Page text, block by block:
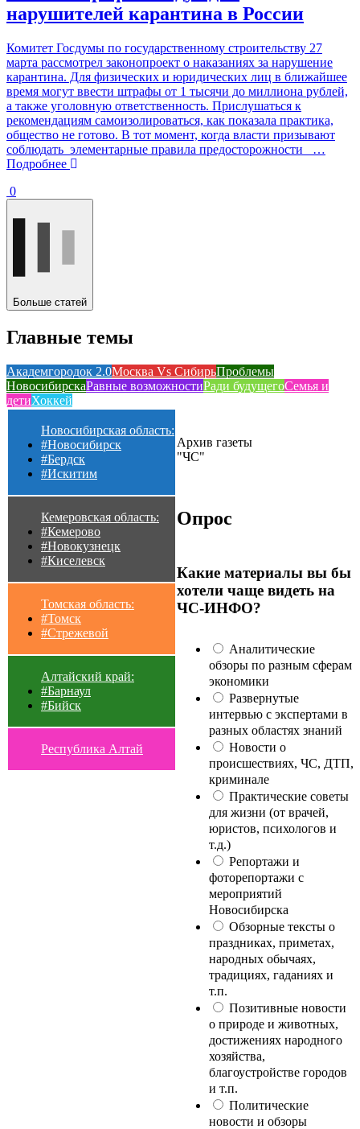
нарушителей карантина в России
Комитет Госдумы по государственному строительству 27
марта рассмотрел законопроект о наказаниях за нарушение
карантина. Для физических и юридических лиц в ближайшее
время могут ввести штрафы от 1 тысячи до миллиона рублей,
а также уголовную ответственность. Прислушаться к
рекомендациям самоизолироваться, как показала практика,
общество не готово. В тот момент, когда власти призывают
соблюдать элементарные правила предосторожности
…
Подробнее
0
Больше статей
Главные темы
Академгородок 2.0Москва Vs СибирьПроблемы
НовосибирскаРавные возможностиРади будущегоСемья и
детиХоккей
Новосибирская область:
#Новосибирск
#Бердск
#Искитим
Кемеровская область:
#Кемерово
#Новокузнецк
#Киселевск
Томская область:
#Томск
#Стрежевой
Алтайский край:
#Барнаул
#Бийск
Республика Алтай
Архив газеты
"ЧС"
Опрос
Какие материалы вы бы
хотели чаще видеть на
ЧС-ИНФО?
Аналитические
обзоры по разным сферам
экономики
Развернутые
интервью с экспертами в
разных областях знаний
Новости о
происшествиях, ЧС, ДТП,
криминале
Практические советы
для жизни (от врачей,
юристов, психологов и
т.д.)
Репортажи и
фоторепортажи с
мероприятий
Новосибирска
Обзорные тексты о
праздниках, приметах,
народных обычаях,
традициях, гаданиях и
т.п.
Позитивные новости
о природе и животных,
достижениях народного
хозяйства,
благоустройстве городов
и т.п.
Политические
новости и обзоры